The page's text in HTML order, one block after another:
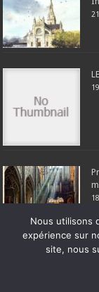
Articles les +
Ne manquez pas
CLIQUEZ
Nous utilisons
expérience sur
site, nous